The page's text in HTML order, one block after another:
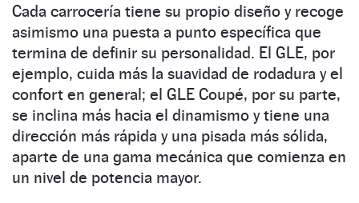
Cada carrocería tiene su propio diseño y recoge
asimismo una puesta a punto específica que
termina de definir su personalidad. El GLE, por
ejemplo, cuida más la suavidad de rodadura y el
confort en general; el GLE Coupé, por su parte,
se inclina más hacia el dinamismo y tiene una
dirección más rápida y una pisada más sólida,
aparte de una gama mecánica que comienza en
un nivel de potencia mayor.